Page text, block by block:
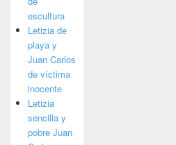
escultura
Letizia de
playa y
Juan Carlos
de víctima
inocente
Letizia
sencilla y
pobre Juan